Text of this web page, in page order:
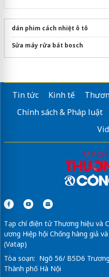
dán phim cách nhiệt ô tô
Sửa máy rửa bát bosch
Tin tức Kinh tế
Chính sách & Pháp luật
Tạp chí điện tử Thương hiệu và
ương Hiệp hội Chống hàng giả
(Vatap)
Tòa soạn: Ngõ 56/ B5D6
Thành phố Hà Nội